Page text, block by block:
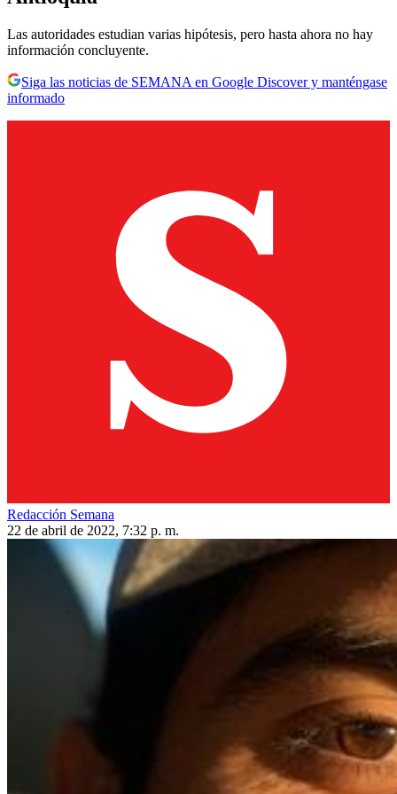
Las autoridades estudian varias hipótesis, pero hasta ahora no hay
información concluyente.
Siga las noticias de SEMANA en Google Discover y manténgase
informado
Redacción Semana
22 de abril de 2022, 7:32 p. m.